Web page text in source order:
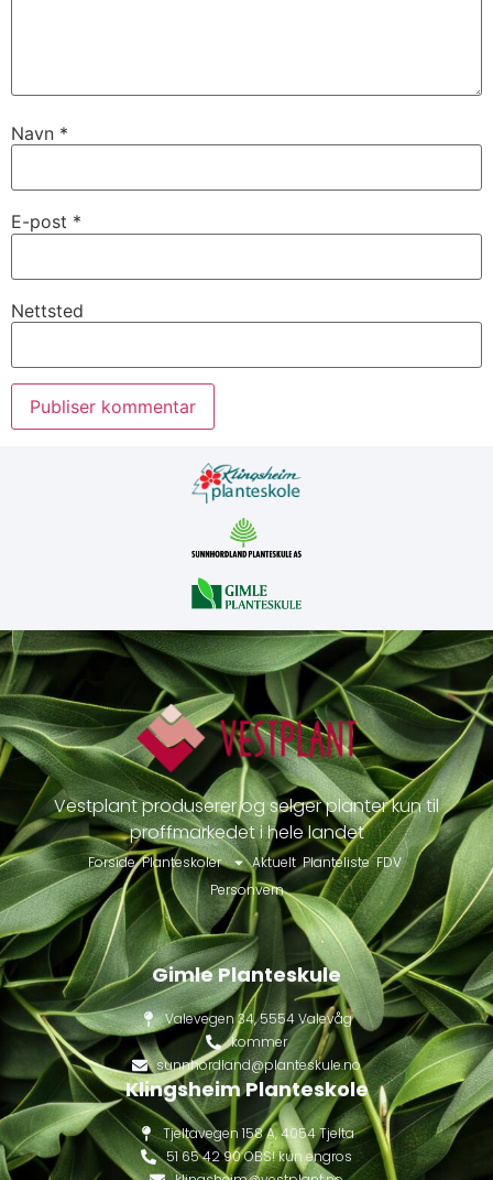
Navn *
E-post *
Nettsted
Vestplant produserer og selger planter kun til
proffmarkedet i hele landet
Forside Planteskoler Aktuelt Planteliste FDV
Personvern
Gimle Planteskule
Valevegen 34, 5554 Valevåg
kommer
sunnhordland@planteskule.no
Klingsheim Planteskole
Tjeltavegen 158 A, 4054 Tjelta
51 65 42 90 OBS! kun engros